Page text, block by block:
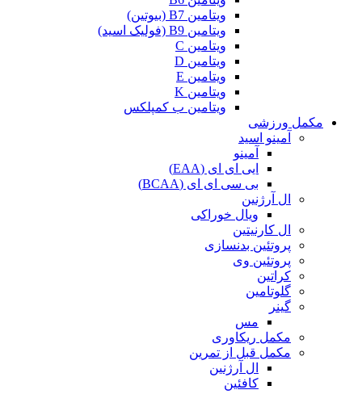
ویتامین B7 (بیوتین)
ویتامین B9 (فولیک اسید)
ویتامین C
ویتامین D
ویتامین E
ویتامین K
ویتامین ب کمپلکس
مکمل ورزشی
آمینو اسید
آمینو
ایی ای ای (EAA)
بی سی ای ای (BCAA)
ال آرژنین
ویال خوراکی
ال کارنیتین
پروتئین بدنسازی
پروتئین وی
کراتین
گلوتامین
گینر
مس
مکمل ریکاوری
مکمل قبل از تمرین
ال آرژنین
کافئین